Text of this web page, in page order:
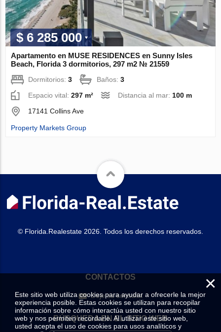
$ 6 285 000
Apartamento en MUSE RESIDENCES en Sunny Isles
Beach, Florida 3 dormitorios, 297 m2 № 21559
Dormitorios:3 Baños:3
Espacio vital:297 m² Distancia al mar: 100 m
17141 Collins Ave
Property Markets Group
© Florida.Realestate 2026. Todos los derechos reservados.
CONTACTOS
Deje su consulta
BÚSQUEDA EN EL SITIO WEB
×
Este sitio web utiliza cookies para ayudar a ofrecerle la mejor
experiencia posible. Estas cookies se utilizan para recopilar
información sobre cómo interactúa usted con nuestro sitio
web y nos permiten recordarle. Al utilizar este sitio web,
usted acepta el uso de cookies para usos analíticos y